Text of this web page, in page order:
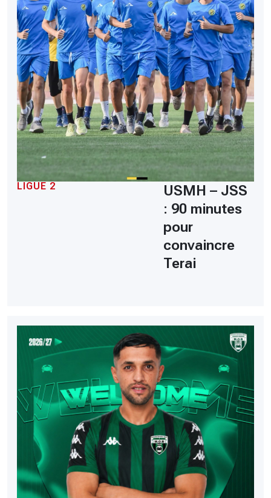
LIGUE 2
USMH – JSS
: 90 minutes
pour
convaincre
Terai